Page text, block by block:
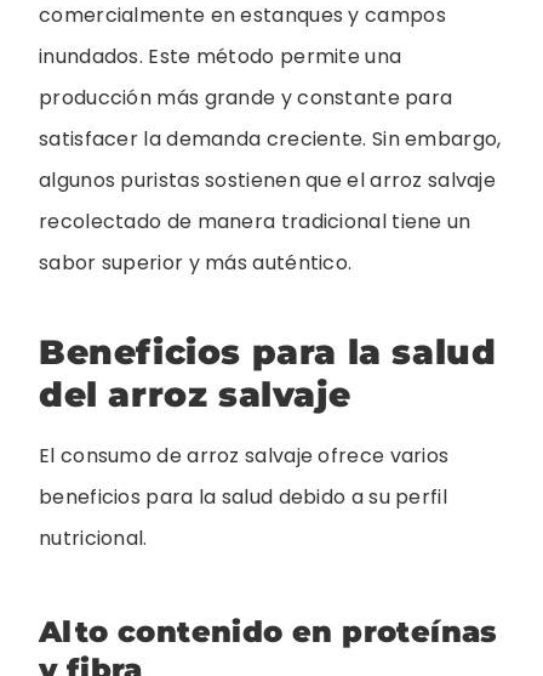
comercialmente en estanques y campos
inundados. Este método permite una
producción más grande y constante para
satisfacer la demanda creciente. Sin embargo,
algunos puristas sostienen que el arroz salvaje
recolectado de manera tradicional tiene un
sabor superior y más auténtico.
Beneficios para la salud
del arroz salvaje
El consumo de arroz salvaje ofrece varios
beneficios para la salud debido a su perfil
nutricional.
Alto contenido en proteínas